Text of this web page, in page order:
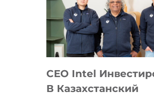
CEO Intel
В Казахстанский